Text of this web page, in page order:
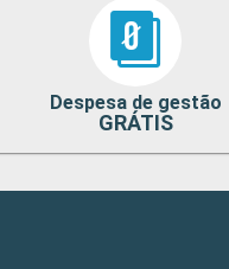
Despesa de gestão
GRÁTIS